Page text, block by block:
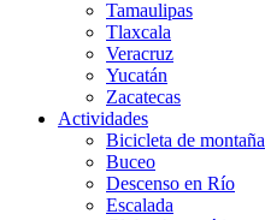
Tamaulipas
Tlaxcala
Veracruz
Yucatán
Zacatecas
Actividades
Bicicleta de montaña
Buceo
Descenso en Río
Escalada